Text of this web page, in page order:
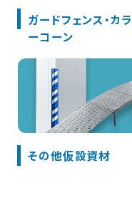
ガードフェンス・カラ
ーコーン
その他仮設資材